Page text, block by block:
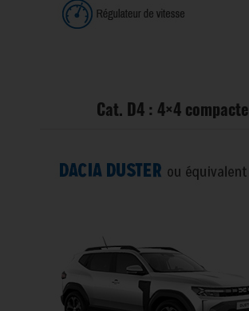
Cat. D4 : 4×4 compacte